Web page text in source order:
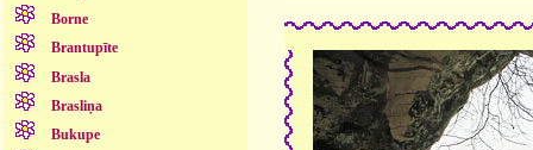
Borne
Brantupīte
Brasla
Brasliņa
Bukupe